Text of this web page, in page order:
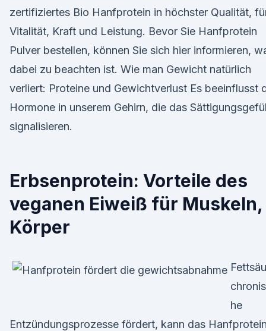
zertifiziertes Bio Hanfprotein in höchster Qualität,
Vitalität, Kraft und Leistung. Bevor Sie Hanfprotein
Pulver bestellen, können Sie sich hier informieren,
dabei zu beachten ist. Wie man Gewicht natürlich
verliert: Proteine und Gewichtverlust Es beeinflusst
Hormone in unserem Gehirn, die das
signalisieren.
Erbsenprotein: Vorteile des
veganen Eiweiß für Muskeln,
Körper
he
Entzündungsprozesse fördert, kann das Hanfprotein